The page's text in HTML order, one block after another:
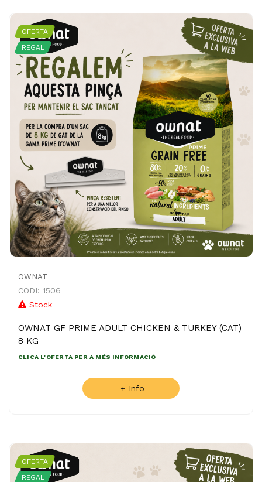
OFERTA
REGAL
OWNAT
CODI: 1506
Stock
OWNAT GF PRIME ADULT CHICKEN & TURKEY (CAT)
8 KG
CLICA L'OFERTA PER A MÉS INFORMACIÓ
+ Info
OFERTA
REGAL